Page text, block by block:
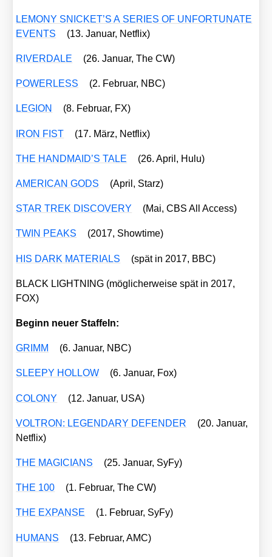
LEMONY SNICKET’S A SERIES OF UNFORTUNATE
EVENTS
(13. Janu­ar, Net­flix)
RIVERDALE (26. Janu­ar, The CW)
POWERLESS (2. Febru­ar, NBC)
LEGION (8. Febru­ar, FX)
IRON FIST (17. März, Net­flix)
THE HANDMAID’S TALE (26. April, Hulu)
AMERICAN GODS (April, Starz)
STAR TREK DISCOVERY (Mai, CBS All Access)
TWIN PEAKS (2017, Show­time)
HIS DARK MATERIALS (spät in 2017, BBC)
BLACK LIGHTNING (mög­li­cher­wei­se spät in 2017,
FOX)
Beginn neu­er Staf­feln:
GRIMM (6. Janu­ar, NBC)
SLEEPY HOLLOW (6. Janu­ar, Fox)
COLONY (12. Janu­ar, USA)
VOLTRON: LEGENDARY DEFENDER
(20. Janu­ar,
Net­flix)
THE MAGICIANS (25. Janu­ar, SyFy)
THE 100 (1. Febru­ar, The CW)
THE EXPANSE (1. Febru­ar, SyFy)
HUMANS (13. Febru­ar, AMC)